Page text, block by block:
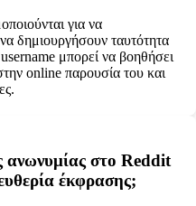
για να
δημιουργήσουν ταυτότητα
μπορεί να βοηθήσει
online παρουσία του και
ανωνυμίας στο Reddit
έκφρασης;